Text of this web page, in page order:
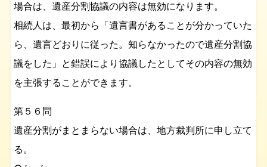
場合は、遺産分割協議の内容は無効になります。
相続人は、最初から「遺言書があることが分かっていた
ら、遺言どおりに従った。知らなかったので遺産分割協
議をした」と錯誤により協議したとしてその内容の無効
を主張することができます。
第５６問
遺産分割がまとまらない場合は、地方裁判所に申し立て
る。